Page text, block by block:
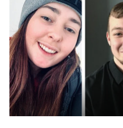
Alva Hansson, Emil
sommarjobbare.Foto: